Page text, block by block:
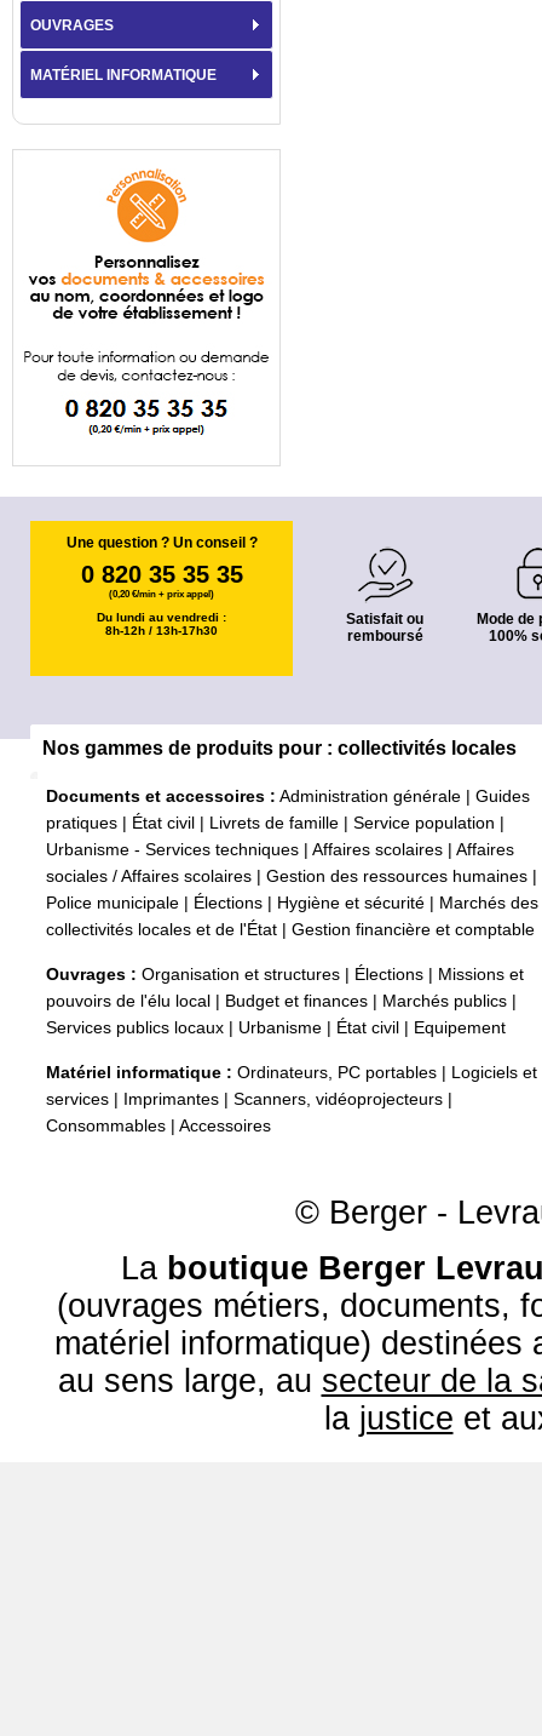
OUVRAGES
MATÉRIEL INFORMATIQUE
Une question ? Un conseil ?
0 820 35 35 35
(0,20 €/min + prix appel)
Du lundi au vendredi :
8h-12h / 13h-17h30
Satisfait ou
remboursé
Mode de
100%
Nos gammes de produits pour : collectivités locales
Documents et accessoires : Administration générale
Guides
pratiques
État civil Livrets de famille Service population
Urbanisme - Services techniques
Affaires scolaires
Affaires
sociales / Affaires scolaires
Gestion des ressources humaines
Police municipale
Élections Hygiène et sécurité
Marchés des
collectivités locales et de l'État
Gestion financière et comptable
Ouvrages : Organisation et structures Élections
Missions et
pouvoirs de l'élu local
Budget et finances Marchés publics
Services publics locaux
Urbanisme État civil Equipement
Matériel informatique : Ordinateurs, PC portables
Logiciels et
services
Imprimantes Scanners, vidéoprojecteurs
Consommables
Accessoires
© Berger -
La boutique Berger
(ouvrages métiers, documents,
matériel informatique) destinées
au sens large, au secteur de la
la justice et